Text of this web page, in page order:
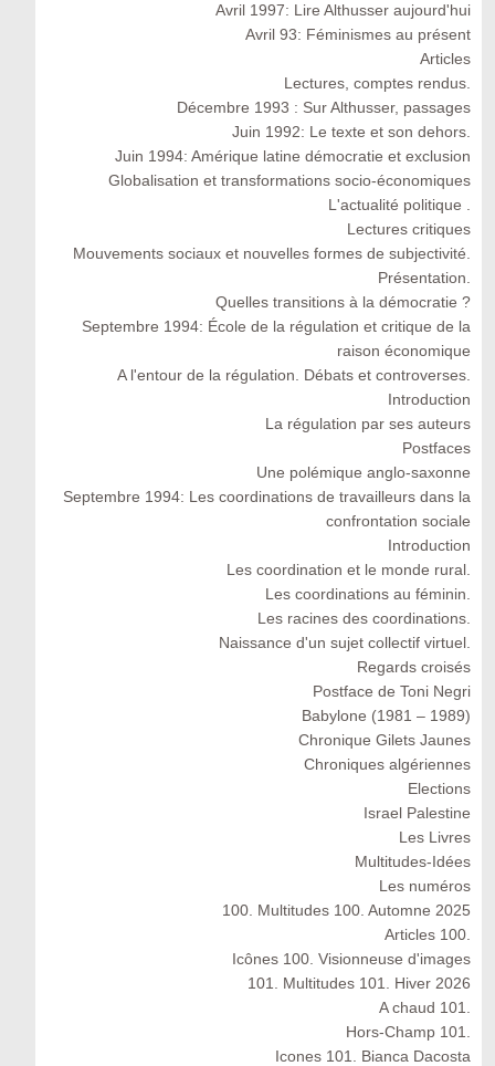
Avril 1997: Lire Althusser aujourd'hui
Avril 93: Féminismes au présent
Articles
Lectures, comptes rendus.
Décembre 1993 : Sur Althusser, passages
Juin 1992: Le texte et son dehors.
Juin 1994: Amérique latine démocratie et exclusion
Globalisation et transformations socio-économiques
L'actualité politique .
Lectures critiques
Mouvements sociaux et nouvelles formes de subjectivité.
Présentation.
Quelles transitions à la démocratie ?
Septembre 1994: École de la régulation et critique de la
raison économique
A l'entour de la régulation. Débats et controverses.
Introduction
La régulation par ses auteurs
Postfaces
Une polémique anglo-saxonne
Septembre 1994: Les coordinations de travailleurs dans la
confrontation sociale
Introduction
Les coordination et le monde rural.
Les coordinations au féminin.
Les racines des coordinations.
Naissance d'un sujet collectif virtuel.
Regards croisés
Postface de Toni Negri
Babylone (1981 – 1989)
Chronique Gilets Jaunes
Chroniques algériennes
Elections
Israel Palestine
Les Livres
Multitudes-Idées
Les numéros
100. Multitudes 100. Automne 2025
Articles 100.
Icônes 100. Visionneuse d'images
101. Multitudes 101. Hiver 2026
A chaud 101.
Hors-Champ 101.
Icones 101. Bianca Dacosta